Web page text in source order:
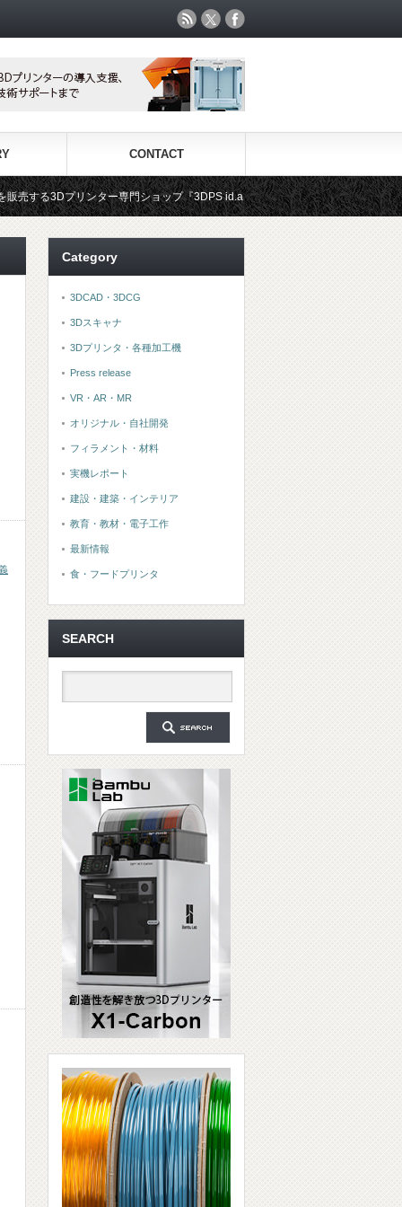
CONTACT
ー専門ショップ『3DPS id.arts』 3Dプリンタ用材料専門ショップ
Category
3DCAD・3DCG
3Dスキャナ
3Dプリンタ・各種加工機
Press release
VR・AR・MR
オリジナル・自社開発
フィラメント・材料
実機レポート
建設・建築・インテリア
教育・教材・電子工作
最新情報
食・フードプリンタ
SEARCH